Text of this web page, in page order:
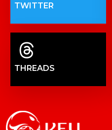
TWITTER
THREADS